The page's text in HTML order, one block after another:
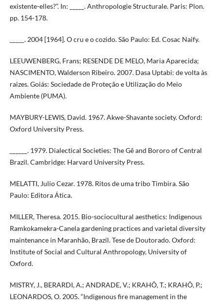
existente-elles?”. In: _____. Anthropologie Structurale. Paris: Plon.
pp. 154-178.
_____. 2004 [1964]. O cru e o cozido. São Paulo: Ed. Cosac Naify.
LEEUWENBERG, Frans; RESENDE DE MELO, Maria Aparecida;
NASCIMENTO, Walderson Ribeiro. 2007. Dasa Uptabi: de volta às
raizes. Goiás: Sociedade de Proteção e Utilização do Meio
Ambiente (PUMA).
MAYBURY-LEWIS, David. 1967. Akwe-Shavante society. Oxford:
Oxford University Press.
______. 1979. Dialectical Societies: The Gê and Bororo of Central
Brazil. Cambridge: Harvard University Press.
MELATTI, Julio Cezar. 1978. Ritos de uma tribo Timbira. São
Paulo: Editora Ática.
MILLER, Theresa. 2015. Bio-sociocultural aesthetics: Indigenous
Ramkokamekra-Canela gardening practices and varietal diversity
maintenance in Maranhão, Brazil. Tese de Doutorado. Oxford:
Institute of Social and Cultural Anthropology, University of
Oxford.
MISTRY, J., BERARDI, A.; ANDRADE, V.; KRAHÔ, T.; KRAHÔ, P.;
LEONARDOS, O. 2005. “Indigenous fire management in the